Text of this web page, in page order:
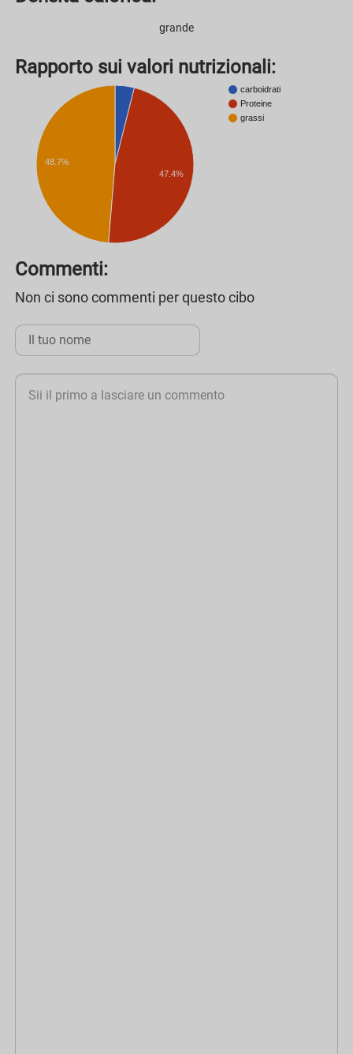
grande
Rapporto sui valori nutrizionali:
carboidrati
Proteine
grassi
48.7%
47.4%
Commenti:
Non ci sono commenti per questo cibo